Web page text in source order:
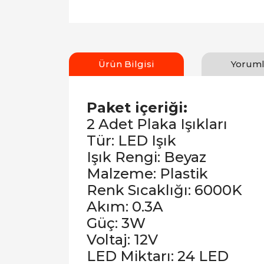
Ürün Bilgisi
Paket içeriği:
2 Adet Plaka Işıkları
Tür: LED Işık
Işık Rengi: Beyaz
Malzeme: Plastik
Renk Sıcaklığı: 6000K
Akım: 0.3A
Güç: 3W
Voltaj: 12V
LED Miktarı: 24 LED